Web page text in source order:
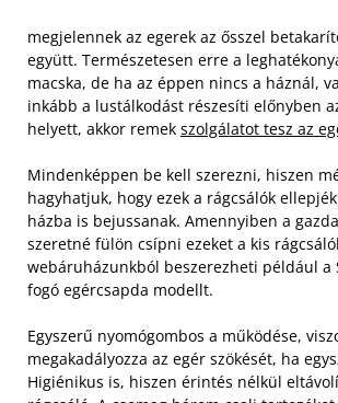
megjelennek az egerek az ősszel
együtt. Természetesen erre a
macska, de ha az éppen nincs a háznál,
inkább a lustálkodást részesíti előnyben
helyett, akkor remek szolgálatot tesz az
Mindenképpen be kell szerezni, hiszen
hagyhatjuk, hogy ezek a rágcsálók
házba is bejussanak. Amennyiben a
szeretné fülön csípni ezeket a kis
webáruházunkból beszerezheti például a
fogó egércsapda modellt.
Egyszerű nyomógombos a működése,
megakadályozza az egér szökését, ha
Higiénikus is, hiszen érintés nélkül